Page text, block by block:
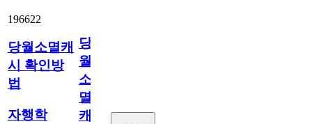
196622
당월소멸캐
시 확인방
법
자행학
당
월
소
멸
캐